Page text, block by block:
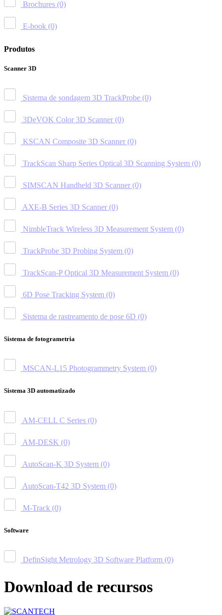
Brochures (0)
E-book (0)
Produtos
Scanner 3D
Sistema de sondagem 3D TrackProbe (0)
3DeVOK Color 3D Scanner (0)
KSCAN Composite 3D Scanner (0)
TrackScan Sharp Series Optical 3D Scanning System (0)
SIMSCAN Handheld 3D Scanner (0)
AXE-B Series 3D Scanner (0)
NimbleTrack Wireless 3D Measurement System (0)
TrackProbe 3D Probing System (0)
TrackScan-P Optical 3D Measurement System (0)
6D Pose Tracking System (0)
Sistema de rastreamento de pose 6D (0)
Sistema de fotogrametria
MSCAN-L15 Photogrammetry System (0)
Sistema 3D automatizado
AM-CELL C Series (0)
AM-DESK (0)
AutoScan-K 3D System (0)
AutoScan-T42 3D System (0)
M-Track (0)
Software
DefinSight Metrology 3D Software Platform (0)
Download de recursos